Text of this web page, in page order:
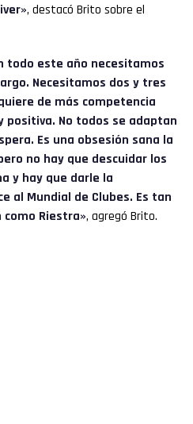
, destacó Brito sobre el
todo este año necesitamos
Necesitamos dos y tres
de más competencia
positiva. No todos se adaptan
Es una obsesión sana la
no hay que descuidar los
y hay que darle la
al Mundial de Clubes. Es tan
Riestra», agregó Brito.